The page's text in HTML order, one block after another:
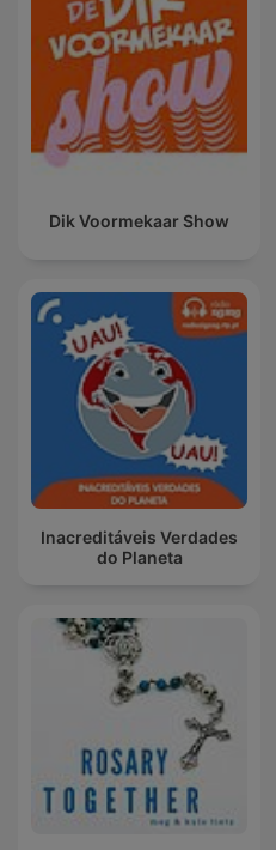
Dik Voormekaar Show
Inacreditáveis Verdades
do Planeta